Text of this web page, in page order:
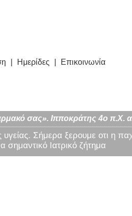
Ημερίδες Επικοινωνία
σας». Ιπποκράτης 4ο π.Χ.
Σήμερα ξερουμε οτι η
Ιατρικό ζήτημα